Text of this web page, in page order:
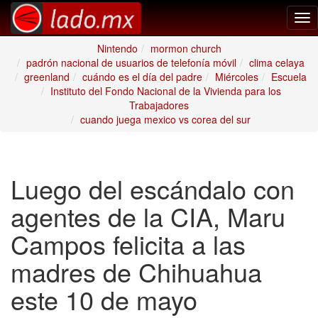
Nintendo
mormon church
padrón nacional de usuarios de telefonía móvil
clima celaya
greenland
cuándo es el día del padre Miércoles
Escuela
Instituto del Fondo Nacional de la Vivienda para los
Trabajadores
cuando juega mexico vs corea del sur
Luego del escándalo con
agentes de la CIA, Maru
Campos felicita a las
madres de Chihuahua
este 10 de mayo